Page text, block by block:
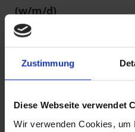
Zustimmung
Diese Webseite verwendet
Wir verwenden Cookies, um
(w/m/d)
1220 Wien am 16.07.2026
Teilzeit, Gehalt: 1169,35 €
Transitarbeitskraft im
1190 Wien am 16.07.2026
Vollzeit, Gehalt: 1971,88 €